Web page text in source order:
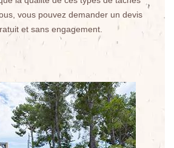
vous pouvez demander un devis
et sans engagement.